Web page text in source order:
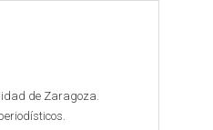
de Zaragoza.